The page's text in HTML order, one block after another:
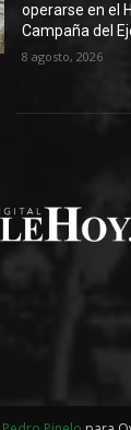
operarse en el
Campaña del
8 agosto, 2026